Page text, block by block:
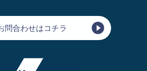
問合わせはコチラ